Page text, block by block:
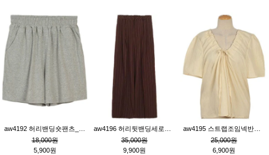
18,000원
5,900원
35,000원
9,900원
25,000원
6,900원